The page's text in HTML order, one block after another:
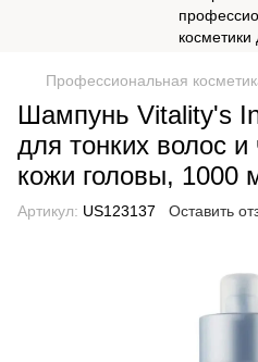
Профессиональная
Шампунь Vitality's
для тонких волос и
кожи головы, 1000
Артикул: US123137 Оставить